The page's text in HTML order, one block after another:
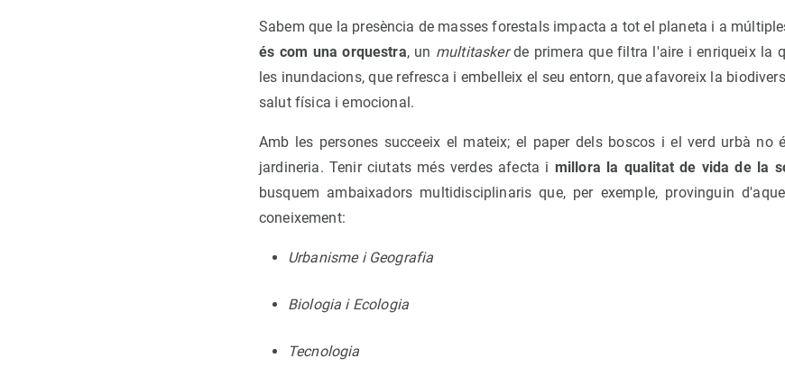
Sabem que la presència de masses forestals impacta a tot el planeta i a
és com una orquestra, un multitaskerde primera que filtra l'aire i enriqueix la
les inundacions, que refresca i embelleix el seu entorn, que afavoreix la
salut física i emocional.
Amb les persones succeeix el mateix; el paper dels boscos i el verd urbà no
jardineria. Tenir ciutats més verdes afecta i millora la qualitat de vida de la
busquem ambaixadors multidisciplinaris que, per exemple, provinguin
coneixement:
Urbanisme i Geografia
Biologia i Ecologia
Tecnologia